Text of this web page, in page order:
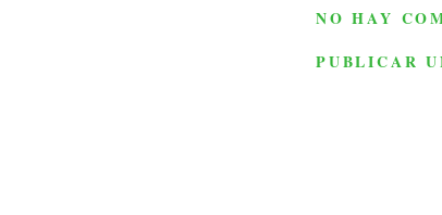
NO HAY
PUBLICAR